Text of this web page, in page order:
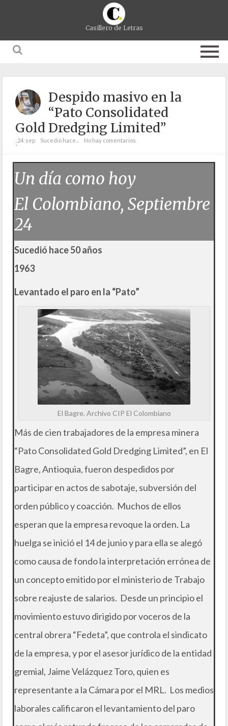
Casillero de Letras
Despido masivo en la
“Pato Consolidated
Gold Dredging Limited”
;24. sep Sucedió hace... No hay comentarios
Un día como hoy
El Colombiano, Septiembre
24
Sucedió hace 50 años
1963
Levantado el paro en la “Pato”
El Bagre. Archivo CIP El Colombiano
Más de cien trabajadores de la empresa minera
“Pato Consolidated Gold Dredging Limited”, en El
Bagre, Antioquia, fueron despedidos por
participar en actos de sabotaje, subversión del
orden público y coacción. Muchos de ellos
esperan que la empresa revoque la orden. La
huelga se inició el 14 de junio y para ella se alegó
como causa de fondo la interpretación errónea de
un concepto emitido por el ministerio de Trabajo
sobre reajuste de salarios. Desde un principio el
movimiento estuvo dirigido por voceros de la
central obrera “Fedeta”, que controla el sindicato
de la empresa, y por el asesor jurídico de la entidad
gremial, Jaime Velázquez Toro, quien es
representante a la Cámara por el MRL. Los medios
laborales calificaron el levantamiento del paro